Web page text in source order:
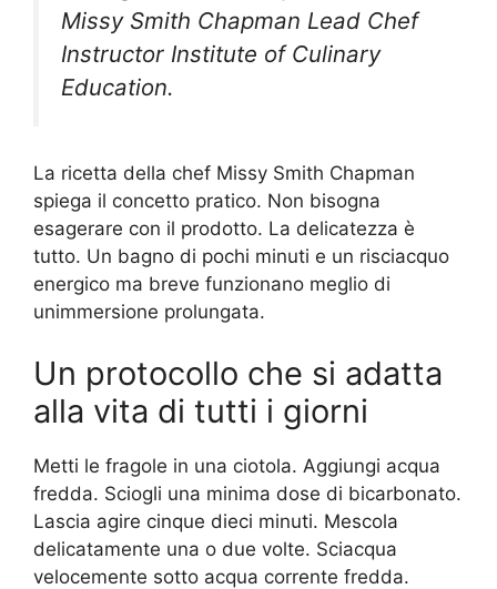
Missy Smith Chapman Lead Chef
Instructor Institute of Culinary
Education.
La ricetta della chef Missy Smith Chapman
spiega il concetto pratico. Non bisogna
esagerare con il prodotto. La delicatezza è
tutto. Un bagno di pochi minuti e un risciacquo
energico ma breve funzionano meglio di
unimmersione prolungata.
Un protocollo che si adatta
alla vita di tutti i giorni
Metti le fragole in una ciotola. Aggiungi acqua
fredda. Sciogli una minima dose di bicarbonato.
Lascia agire cinque dieci minuti. Mescola
delicatamente una o due volte. Sciacqua
velocemente sotto acqua corrente fredda.